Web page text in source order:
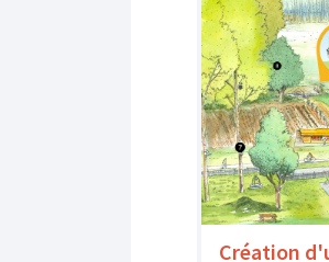
Création